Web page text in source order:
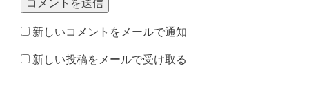
新しいコメントをメールで通知
新しい投稿をメールで受け取る